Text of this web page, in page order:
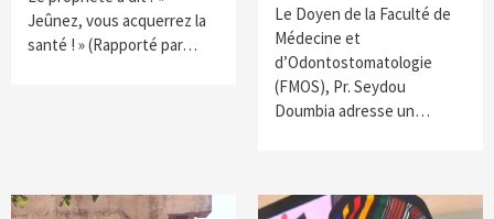
Jeûnez, vous acquerrez la
santé ! » (Rapporté par…
Le Doyen de la Faculté de
Médecine et
d’Odontostomatologie
(FMOS), Pr. Seydou
Doumbia adresse un…